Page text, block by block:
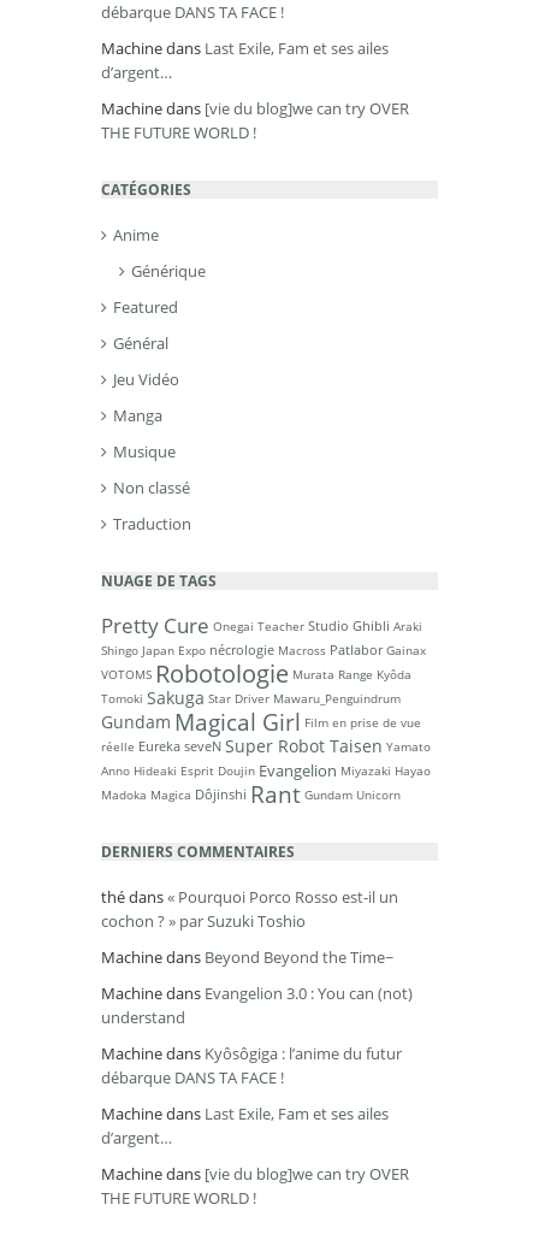
débarque DANS TA FACE !
Machinedans Last Exile, Fam et ses ailes
d’argent…
Machinedans [vie du blog]we can try OVER
THE FUTURE WORLD !
CATÉGORIES
Anime
Générique
Featured
Général
Jeu Vidéo
Manga
Musique
Non classé
Traduction
NUAGE DE TAGS
Pretty Cure Onegai Teacher Studio Ghibli Araki
Shingo Japan Expo nécrologie Macross Patlabor Gainax
VOTOMS Robotologie Murata Range Kyôda
Tomoki Sakuga Star Driver Mawaru_Penguindrum
Gundam Magical Girl Film en prise de vue
réelle Eureka seveN Super Robot Taisen Yamato
Anno Hideaki Esprit Doujin Evangelion Miyazaki Hayao
Madoka Magica Dôjinshi Rant Gundam Unicorn
DERNIERS COMMENTAIRES
thédans« Pourquoi Porco Rosso est-il un
cochon ? » par Suzuki Toshio
Machinedans Beyond Beyond the Time~
Machinedans Evangelion 3.0 : You can (not)
understand
Machinedans Kyôsôgiga : l’anime du futur
débarque DANS TA FACE !
Machinedans Last Exile, Fam et ses ailes
d’argent…
Machinedans [vie du blog]we can try OVER
THE FUTURE WORLD !